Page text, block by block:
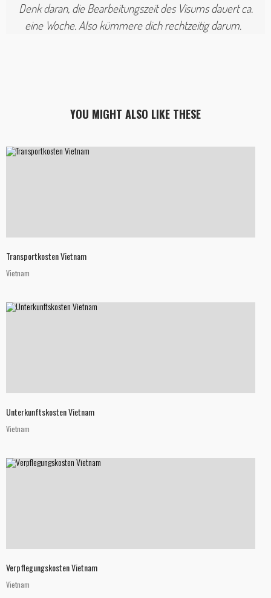
Denk daran, die Bearbeitungszeit des Visums dauert ca.
eine Woche. Also kümmere dich rechtzeitig darum.
YOU MIGHT ALSO LIKE THESE
Transportkosten Vietnam
Vietnam
Unterkunftskosten Vietnam
Vietnam
Verpflegungskosten Vietnam
Vietnam